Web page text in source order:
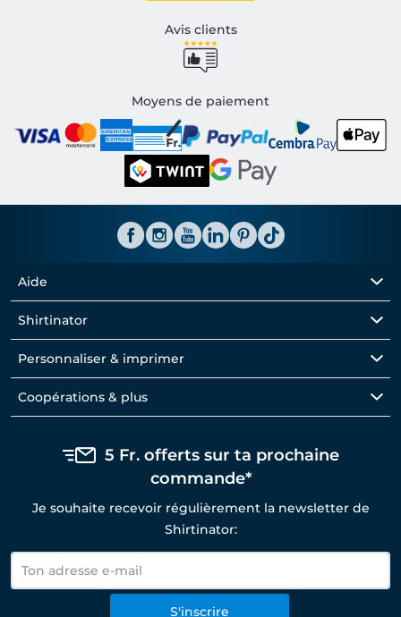
Avis clients
Moyens de paiement
Aide
Shirtinator
Personnaliser & imprimer
Coopérations & plus
5 Fr. offerts sur ta prochaine
commande*
Je souhaite recevoir régulièrement la newsletter de
Shirtinator:
S'inscrire